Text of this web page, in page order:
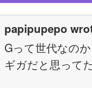
papipupepo
Gって世代なのか
ギガだと思って